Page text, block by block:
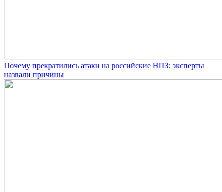
Почему прекратились атаки на российские НПЗ: эксперты
назвали причины